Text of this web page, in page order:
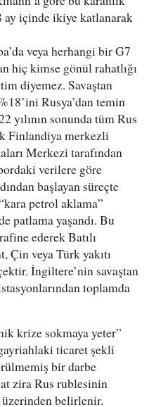
ay içinde ikiye katlanarak
veya herhangi bir G7
hiç kimse gönül rahatlığı
diyemez. Savaştan
Rusya’dan temin
yılının sonunda tüm Rus
Finlandiya merkezli
Merkezi tarafından
verilere göre
başlayan süreçte
petrol aklama”
patlama yaşandı. Bu
ederek Batılı
Çin veya Türk yakıtı
İngiltere’nin savaştan
toplamda
krize sokmaya yeter”
ticaret şekli
bir darbe
zira Rus rublesinin
belirlenir.